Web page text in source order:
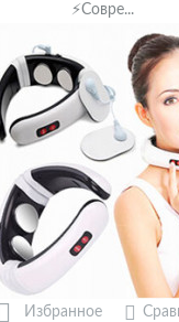
⚡Совре...
Избранное